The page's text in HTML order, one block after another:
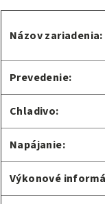
Názov zariadenia:
Prevedenie:
Chladivo:
Napájanie:
Výkonové